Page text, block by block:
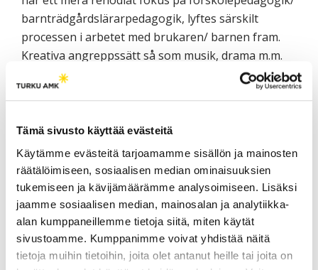
Tämä sivusto käyttää evästeitä
Käytämme evästeitä tarjoamamme sisällön ja mainosten
räätälöimiseen, sosiaalisen median ominaisuuksien
tukemiseen ja kävijämäärämme analysoimiseen. Lisäksi
jaamme sosiaalisen median, mainosalan ja analytiikka-
alan kumppaneillemme tietoja siitä, miten käytät
sivustoamme. Kumppanimme voivat yhdistää näitä
tietoja muihin tietoihin, joita olet antanut heille tai joita on
barnträdgårdslärarpedagogik, lyftes särskilt
processen i arbetet med brukaren/ barnen fram.
Kreativa angreppssätt så som musik, drama m.m.
sågs som element som de övriga länderna och
professionerna gärna kunde lära sig mera av. I
utbildning (praktik) i socionomutbildningen och
detta upplevdes som mycket positivt av studerande
från de övriga nordiska länderna.
På frågan om vad som kännetecknar en god
socionom/ pedagog/vernepleierhar studerandena
ändå varit eniga i att det människonära arbetet i
alla nordiska länder karakteriseras av en etisk